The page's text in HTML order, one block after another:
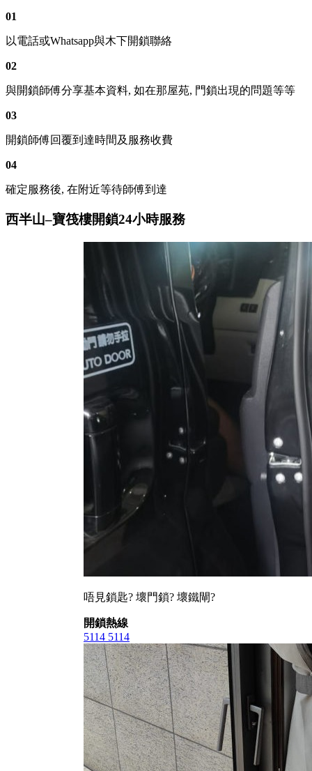
01
以電話或Whatsapp與木下開鎖聯絡
02
與開鎖師傅分享基本資料, 如在那屋苑, 門鎖出現的問題等等
03
開鎖師傅回覆到達時間及服務收費
04
確定服務後, 在附近等待師傅到達
西半山–寶筏樓開鎖24小時服務
唔見鎖匙? 壞門鎖? 壞鐵閘?
開鎖熱線
5114 5114